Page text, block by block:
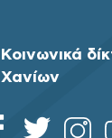
Κοινωνικά
Χανίων